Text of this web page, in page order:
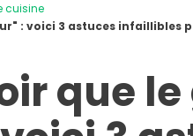
cuisine
: voici 3 astuces infaillibles
que